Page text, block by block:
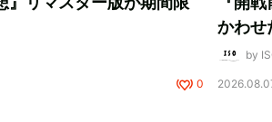
0
かわせ
by